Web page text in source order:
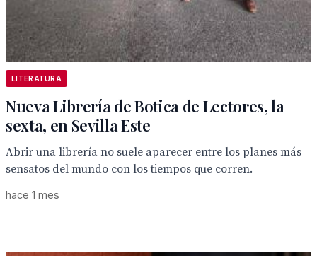
LITERATURA
Nueva Librería de Botica de Lectores, la
sexta, en Sevilla Este
Abrir una librería no suele aparecer entre los planes más
sensatos del mundo con los tiempos que corren.
hace 1 mes